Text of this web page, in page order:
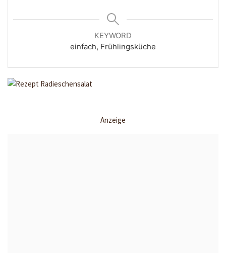
KEYWORD
einfach, Frühlingsküche
Anzeige